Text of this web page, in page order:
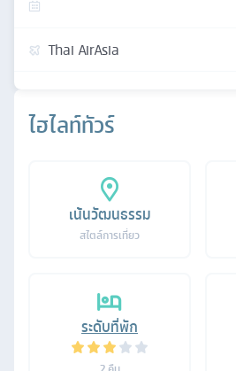
ไฮไลท์ทัวร์
เน้นวัฒนธรรม
สไตล์การเที่ยว
ระดับที่พัก
Thai AirAsia